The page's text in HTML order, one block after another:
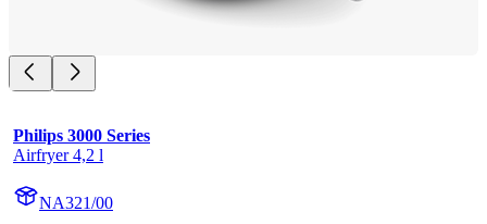
Philips 3000 Series
Airfryer 4,2 l
NA321/00